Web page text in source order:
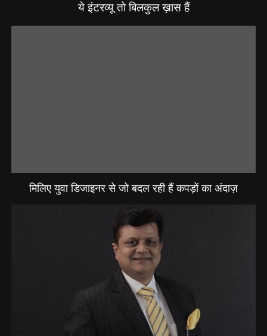
ये इंटरव्यू तो बिलकुल ख़ास हैं
मिलिए युवा डिजाइनर से जो बदल रही हैं कपड़ों का अंदाज़